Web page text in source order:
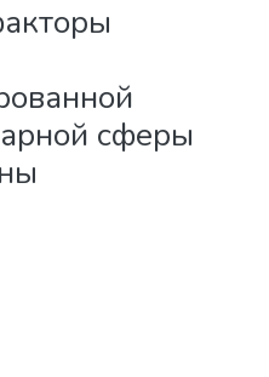
сферы